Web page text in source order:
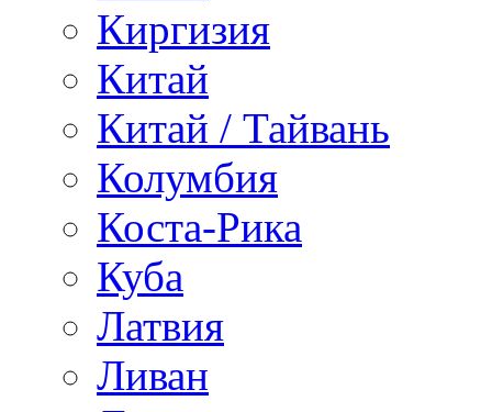
Киргизия
Китай
Китай / Тайвань
Колумбия
Коста-Рика
Куба
Латвия
Ливан